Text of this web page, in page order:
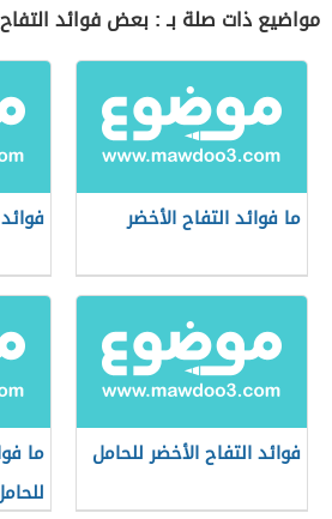
مواضيع ذات صلة بـ : بعض فوائد
ما فوائد التفاح الأخضر
فوائد التفاح الأخضر للحامل
ما